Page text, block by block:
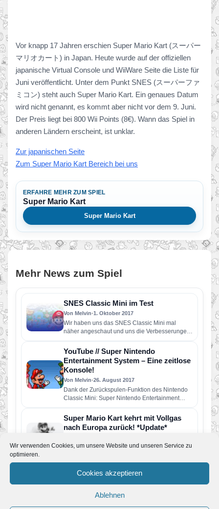
Wir verwenden Cookies, um unsere Website und unseren Service zu
optimieren.
Cookies akzeptieren
Ablehnen
Vor knapp 17 Jahren erschien Super Mario Kart (スーパー
マリオカート) in Japan. Heute wurde auf der offiziellen
japanische Virtual Console und WiiWare Seite die Liste für
Juni veröffentlicht. Unter dem Punkt SNES (スーパーファ
ミコン) steht auch Super Mario Kart. Ein genaues Datum
wird nicht genannt, es kommt aber nicht vor dem 9. Juni.
Der Preis liegt bei 800 Wii Points (8€). Wann das Spiel in
anderen Ländern erscheint, ist unklar.
Zur japanischen Seite
Zum Super Mario Kart Bereich bei uns
ERFAHRE MEHR ZUM SPIEL
Super Mario Kart
Super Mario Kart
Mehr News zum Spiel
SNES Classic Mini im Test
Von Melvin•1. Oktober 2017
Wir haben uns das SNES Classic Mini mal
näher angeschaut und uns die Verbesserungen
gegenüber dem NES Mini…
YouTube // Super Nintendo
Entertainment System – Eine zeitlose
Konsole!
Von Melvin•26. August 2017
Dank der Zurückspulen-Funktion des Nintendo
Classic Mini: Super Nintendo Entertainment
Systems könnt ihr schwierige Stellen gleich
noch mal…
Super Mario Kart kehrt mit Vollgas
nach Europa zurück! *Update*
Soebend gibt Nintendo bekannt, dass Super
diesen Freitag (02.04) für…
Super Mario Kart ab Montag im Wii
Shop Kanal
21. November 2009